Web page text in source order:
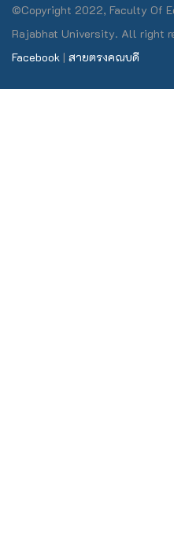
©Copyright 2022, Faculty Of
Rajabhat University. All right
Facebook | สายตรงคณบดี